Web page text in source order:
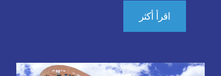
اقرأ أكثر